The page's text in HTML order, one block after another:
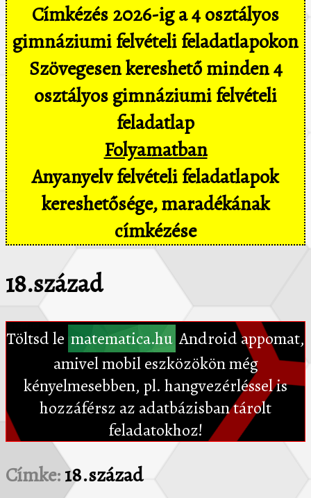
Címkézés 2026-ig a 4 osztályos
gimnáziumi felvételi feladatlapokon
Szövegesen kereshető minden 4
osztályos gimnáziumi felvételi
feladatlap
Folyamatban
Anyanyelv felvételi feladatlapok
kereshetősége, maradékának
címkézése
18.század
Töltsd le matematica.hu Android appomat,
amivel mobil eszközökön még
kényelmesebben, pl. hangvezérléssel is
hozzáférsz az adatbázisban tárolt
feladatokhoz!
Címke:18.század